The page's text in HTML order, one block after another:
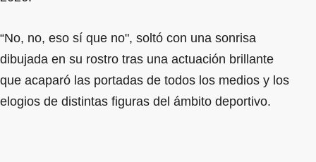
“No, no, eso sí que no", soltó con una sonrisa
dibujada en su rostro tras una actuación brillante
que acaparó las portadas de todos los medios y los
elogios de distintas figuras del ámbito deportivo.